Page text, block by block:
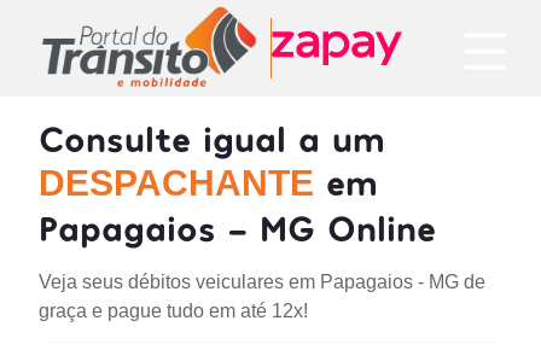
Consulte igual a um
DESPACHANTE em
Papagaios - MG Online
Veja seus débitos veiculares em Papagaios - MG de
graça e pague tudo em até 12x!